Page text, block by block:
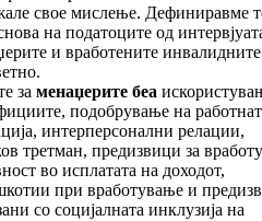
свое мислење. Дефиниравме
на податоците од
и вработените
за менаџерите беа
подобрување на
интерперсонални релации,
третман, предизвици за
во исплатата на доходот,
при вработување и
со социјалната инклузија на